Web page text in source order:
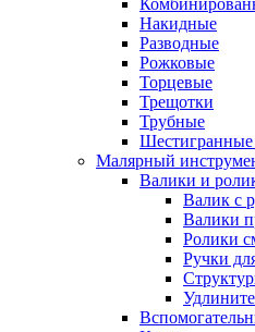
Накидные
Разводные
Рожковые
Торцевые
Трещотки
Трубные
Малярный
Валики и
Валик с
Валики
Ролики
Ручки